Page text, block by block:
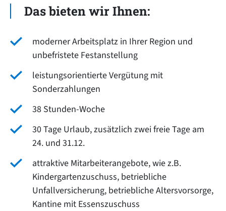
Das bieten wir Ihnen:
moderner Arbeitsplatz in Ihrer Region und
unbefristete Festanstellung
leistungsorientierte Vergütung mit
Sonderzahlungen
38 Stunden-Woche
30 Tage Urlaub, zusätzlich zwei freie Tage am
24. und 31.12.
attraktive Mitarbeiterangebote, wie z.B.
Kindergartenzuschuss, betriebliche
Unfallversicherung, betriebliche Altersvorsorge,
Kantine mit Essenszuschuss